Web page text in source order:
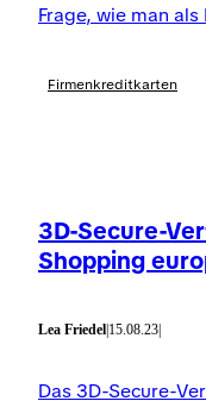
Frage, wie man
diese Frage und
Firmenkreditkarten
3D-Secure-
Shopping
Lea Friedel 15.08.23
Das 3D-Secure-